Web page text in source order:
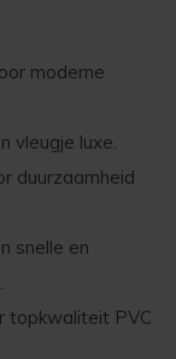
moderne
vleugje luxe.
duurzaamheid
snelle en
topkwaliteit PVC